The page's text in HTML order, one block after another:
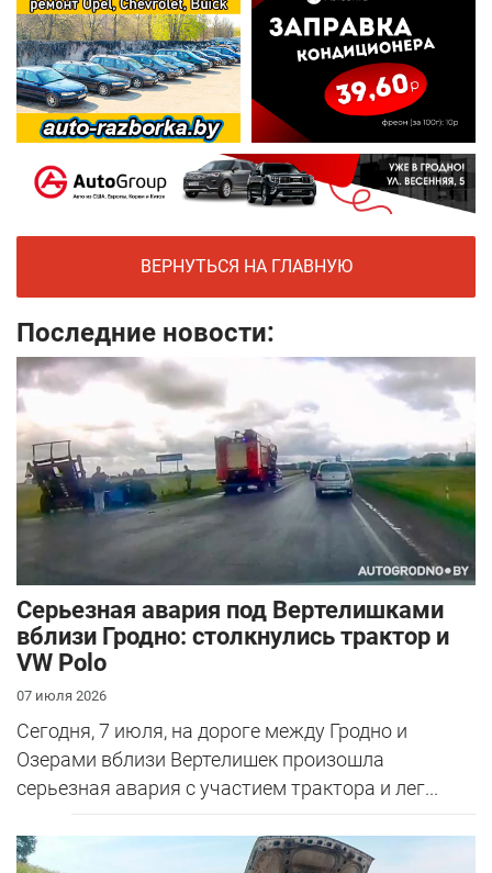
ВЕРНУТЬСЯ НА ГЛАВНУЮ
Последние новости:
Серьезная авария под Вертелишками
вблизи Гродно: столкнулись трактор и
VW Polo
07 июля 2026
Сегодня, 7 июля, на дороге между Гродно и
Озерами вблизи Вертелишек произошла
серьезная авария с участием трактора и лег...